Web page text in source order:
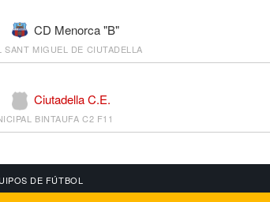
CD Menorca "B"
SANT MIGUEL DE CIUTADELLA
Ciutadella C.E.
BINTAUFA C2 F11
DE FÚTBOL